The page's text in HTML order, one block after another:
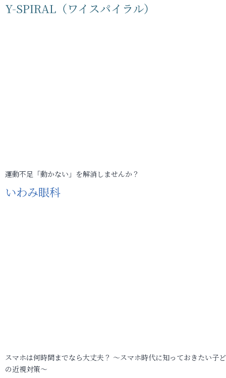
Y-SPIRAL（ワイスパイラル）
運動不足「動かない」を解消しませんか？
いわみ眼科
スマホは何時間までなら大丈夫？ ～スマホ時代に知っておきたい子
の近視対策～